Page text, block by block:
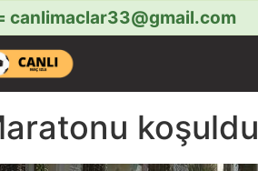
canlimaclar33@gmail.com
koşuldu